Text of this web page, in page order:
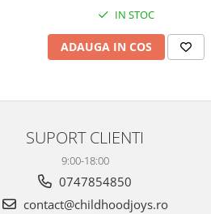
IN STOC
ADAUGA IN COS
SUPORT CLIENTI
9:00-18:00
0747854850
contact@childhoodjoys.ro